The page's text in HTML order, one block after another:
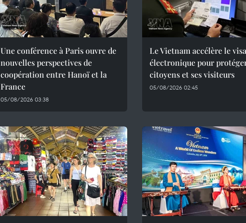
Une conférence à Paris ouvre de
nouvelles perspectives de
coopération entre Hanoï et la
France
05/08/2026 03:38
Le Vietnam accélère le visa
électronique pour
citoyens et ses visiteurs
05/08/2026 02:45